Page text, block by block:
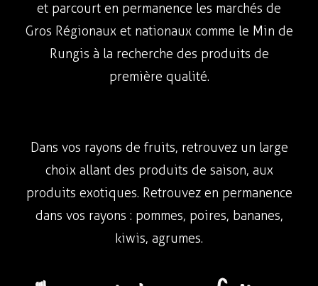
et parcourt en permanence les marchés de
Gros Régionaux et nationaux comme le Min de
Rungis à la recherche des produits de
première qualité.
Dans vos rayons de fruits, retrouvez un large
choix allant des produits de saison, aux
produits exotiques. Retrouvez en permanence
dans vos rayons : pommes, poires, bananes,
kiwis, agrumes.